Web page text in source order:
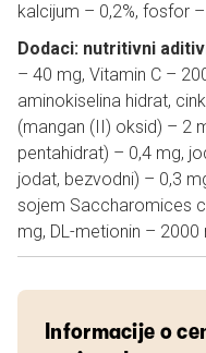
kalcijum – 0,2%, fosfor –
Dodaci: nutritivni
– 40 mg, Vitamin C –
aminokiselina hidrat,
(mangan (II) oksid) – 2
pentahidrat) – 0,4 mg,
jodat, bezvodni) – 0,3
sojem Saccharomices
mg, DL-metionin – 2000
Informacije o